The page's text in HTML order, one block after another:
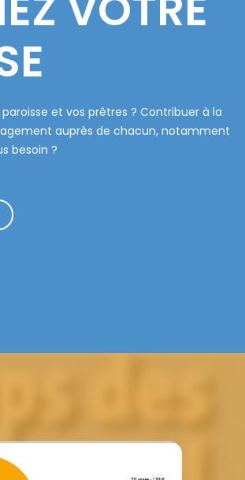
et vos prêtres ? Contribuer à la
auprès de chacun, notamment
besoin ?